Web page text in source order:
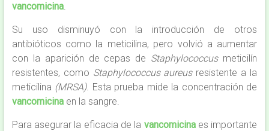
vancomicina.
Su uso disminuyó con la introducción de otros
antibióticos como la meticilina, pero volvió a aumentar
con la aparición de cepas de Staphylococcusmeticilín
resistentes, como Staphylococcus aureus resistente a la
meticilina (MRSA). Esta prueba mide la concentración de
vancomicinaen la sangre.
Para asegurar la eficacia de la vancomicinaes importante